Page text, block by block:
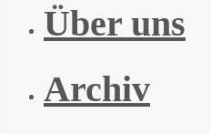
Über uns
Archiv